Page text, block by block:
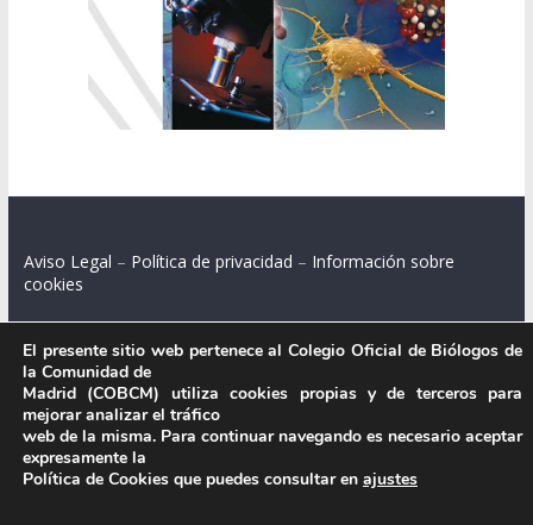
Aviso Legal – Política de privacidad – Información sobre
cookies
Colegio Oficial de Biólogos de la Comunidad de Madrid.
C/ Santa Engracia 108, 2º int.izq. 28003 Madrid.
El presente sitio web pertenece al Colegio Oficial de Biólogos de
la Comunidad de
Madrid (COBCM) utiliza cookies propias y de terceros para
mejorar analizar el tráfico
web de la misma. Para continuar navegando es necesario aceptar
expresamente la
Política de Cookies que puedes consultar en ajustes